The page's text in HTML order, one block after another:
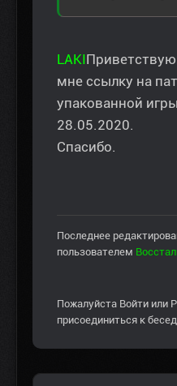
LAKI
мне ссылку на
упакованной
28.05.2020.
Спасибо.
Последнее
пользователем
Пожалуйста Войти или
присоединиться к